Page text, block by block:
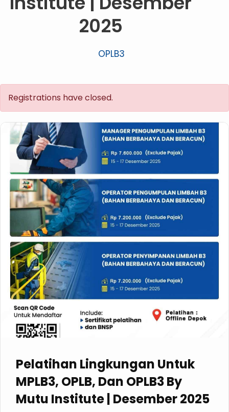
2025
OPLB3
Registrations have closed.
Pelatihan Lingkungan Untuk
MPLB3, OPLB, Dan OPLB3 By
Mutu Institute | Desember 2025